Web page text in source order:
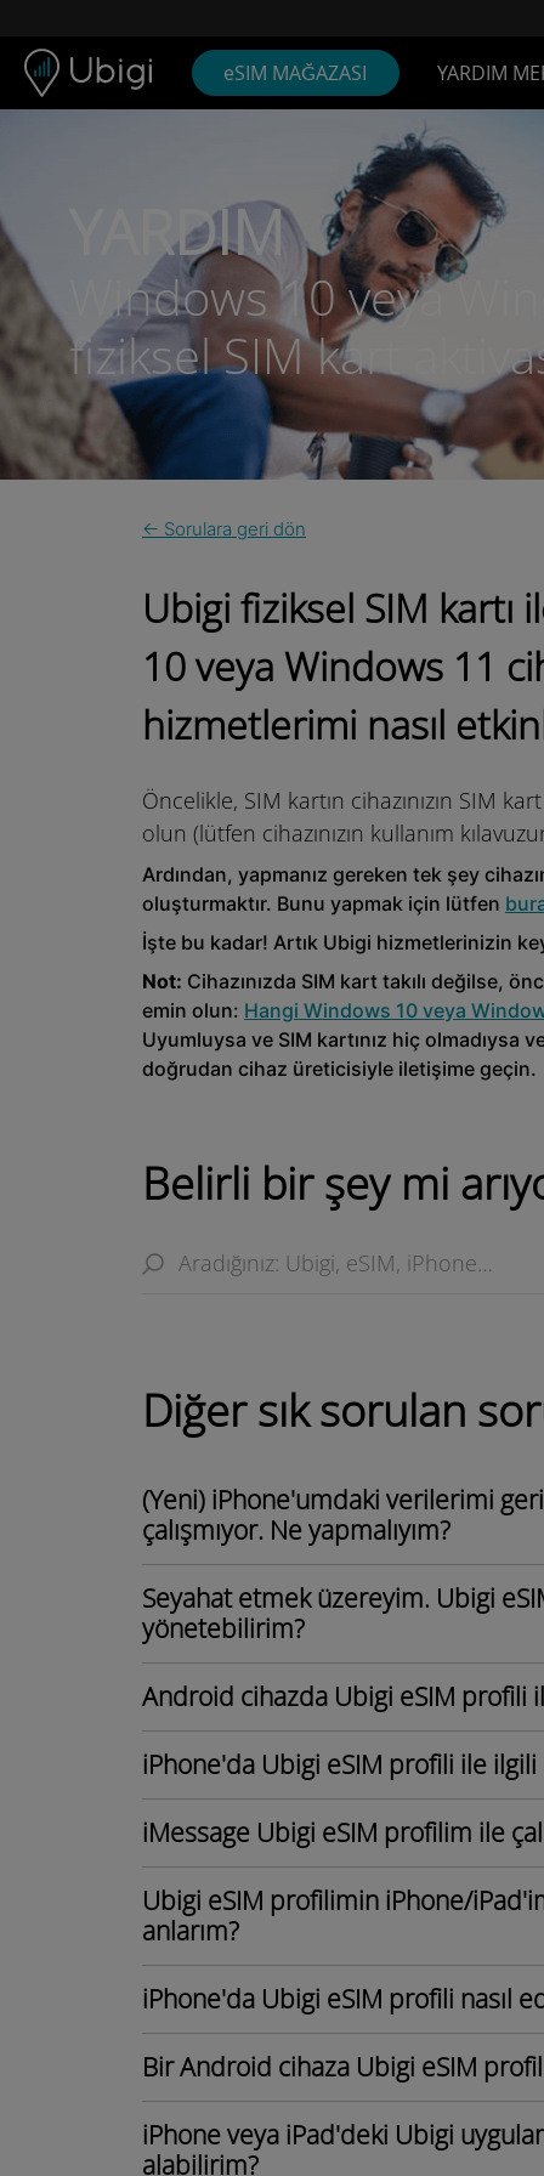
eSIM MAĞAZASI YARDIM
YARDIM
Windows 10 veya
fiziksel SIM kart
← Sorulara geri dön
Ubigi fiziksel SIM kartı
10 veya Windows 11
hizmetlerimi nasıl
Öncelikle, SIM kartın cihazınızın SIM
olun (lütfen cihazınızın kullanım
Ardından, yapmanız gereken tek şey
oluşturmaktır. Bunu yapmak için lütfen
İşte bu kadar! Artık Ubigi hizmetlerinizin
Not: Cihazınızda SIM kart takılı değilse,
emin olun: Hangi Windows 10 veya
Uyumluysa ve SIM kartınız hiç
doğrudan cihaz üreticisiyle iletişime geçin.
Belirli bir şey mi
Diğer sık ​​sorulan
(Yeni) iPhone'umdaki verilerimi
çalışmıyor. Ne yapmalıyım?
Seyahat etmek üzereyim. Ubigi
yönetebilirim?
Android cihazda Ubigi eSIM profili
iPhone'da Ubigi eSIM profili ile
iMessage Ubigi eSIM profilim ile
Ubigi eSIM profilimin iPhone/
anlarım?
iPhone'da Ubigi eSIM profili nasıl
Bir Android cihaza Ubigi eSIM
iPhone veya iPad'deki Ubigi
alabilirim?